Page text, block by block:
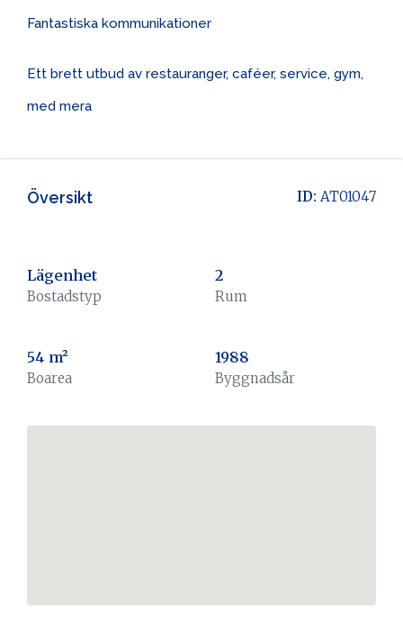
Fantastiska kommunikationer
Ett brett utbud av restauranger, caféer, service, gym,
med mera
Översikt ID: AT01047
Lägenhet
Bostadstyp
2
Rum
54 m²
Boarea
1988
Byggnadsår